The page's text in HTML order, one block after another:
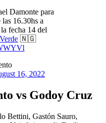
Damonte para
las 16.30hs a
fecha 14 del
🇳🇬
16, 2022
vs Godoy Cruz
Bettini, Gastón Sauro,